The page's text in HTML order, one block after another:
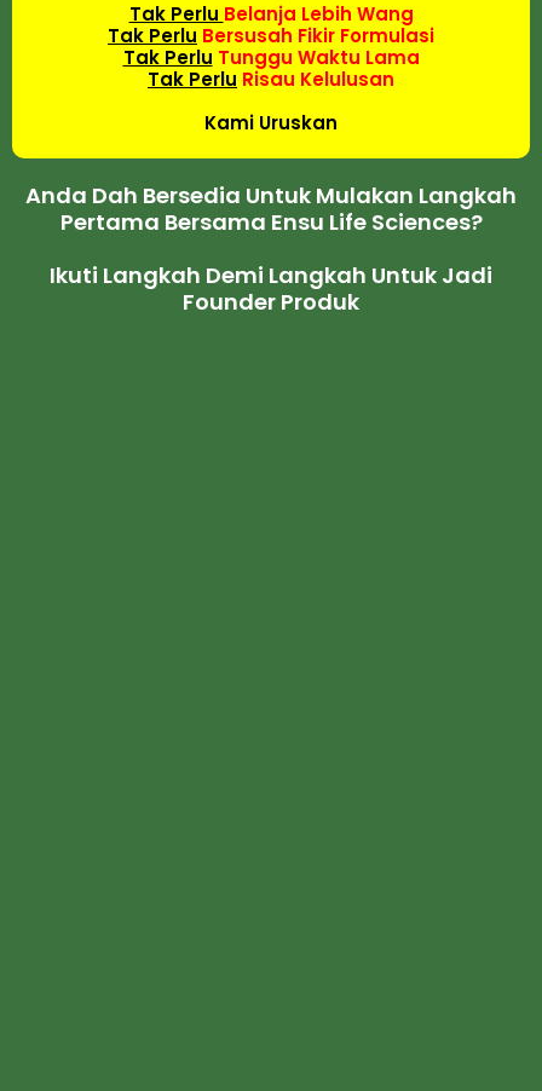
Tak Perlu Belanja Lebih Wang
Tak Perlu Bersusah Fikir Formulasi
Tak Perlu Tunggu Waktu Lama
Tak Perlu Risau Kelulusan
Kami Uruskan
Anda Dah Bersedia Untuk Mulakan Langkah
Pertama Bersama Ensu Life Sciences?
Ikuti Langkah Demi Langkah Untuk Jadi
Founder Produk